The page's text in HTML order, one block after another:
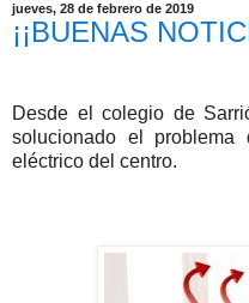
jueves, 28 de febrero de 2019
¡¡BUENAS
Desde el colegio de
solucionado el
eléctrico del centro.